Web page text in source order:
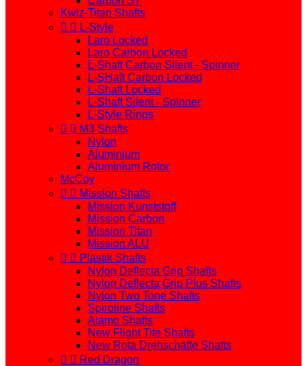
Kwiz-Titan Shafts
  L-Style
Laro Locked
Laro Carbon Locked
L-Shaft Carbon Silent - Spinner
L-SHaft Carbon Locked
L-Shaft Locked
L-Shaft Silent - Spinner
L-Style Rings
  M3 Shafts
Nylon
Aluminium
Aluminium Rotor
McCoy
  Mission Shafts
Mission Kunststoff
Mission Carbon
Mission Titan
Mission ALU
  Plastik Shafts
Nylon Deflecta Grip Shafts
Nylon Deflecta Grip Plus Shafts
Nylon Two Tone Shafts
Spiroline Shafts
Alamo Shafts
New Flight Tite Shafts
New Rota Drehschäfte Shafts
  Red Dragon